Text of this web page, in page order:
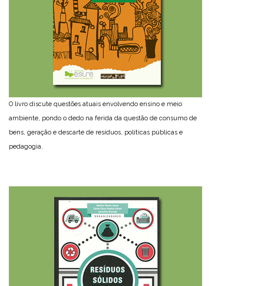
O livro discute questões atuais envolvendo ensino e meio
ambiente, pondo o dedo na ferida da questão de consumo de
bens, geração e descarte de resíduos, políticas públicas e
pedagogia.